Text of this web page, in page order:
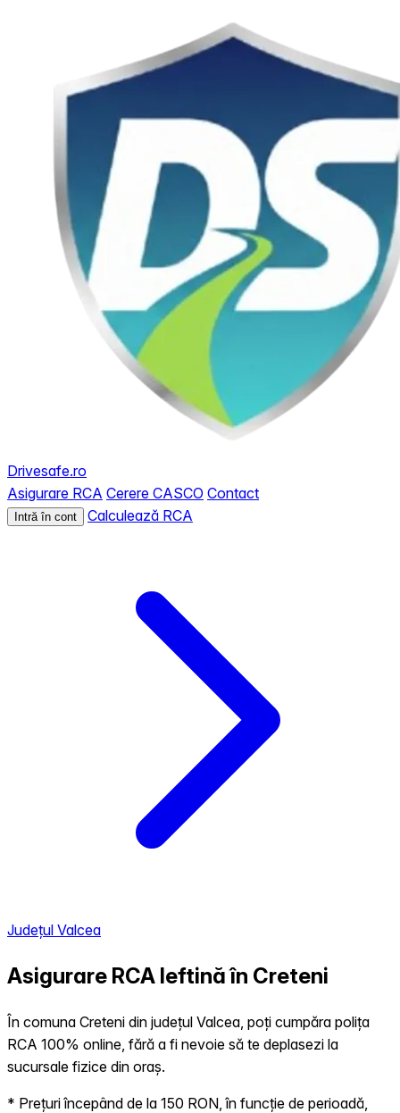
Drivesafe.ro
Asigurare RCA Cerere CASCO Contact
Intră în cont Calculează RCA
Județul Valcea
Asigurare RCA Ieftină în Creteni
În comuna Creteni din județul Valcea, poți cumpăra polița
RCA 100% online, fără a fi nevoie să te deplasezi la
sucursale fizice din oraș.
* Prețuri începând de la 150 RON, în funcție de perioadă,